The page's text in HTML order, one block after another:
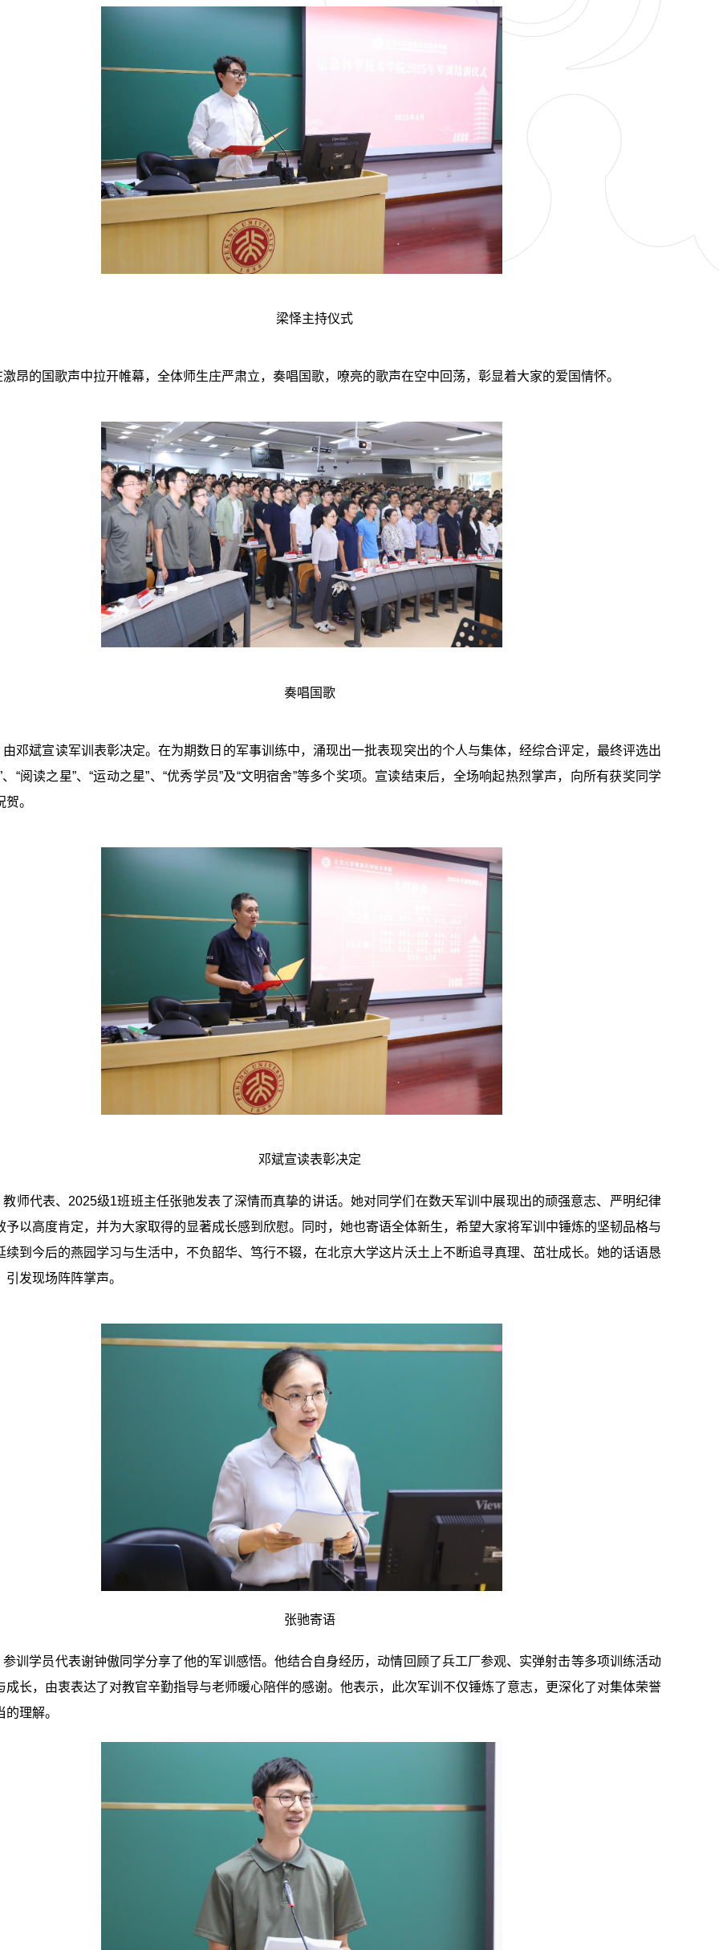
梁怿主持仪式
昂的国歌声中拉开帷幕，全体师生庄严肃立，奏唱国歌，嘹亮的歌声在空中回荡，彰显着大家的爱国情怀。
奏唱国歌
由邓斌宣读军训表彰决定。在为期数日的军事训练中，涌现出一批表现突出的个人与集体，经综合评定，最终评选出
、 “阅读之星”、“运动之星”、 “优秀学员”及“文明宿舍”等多个奖项。宣读结束后，全场响起热烈掌声，向所有获奖同学
。
邓斌宣读表彰决定
师代表、 2025级1班班主任张驰发表了深情而真挚的讲话。她对同学们在数天军训中展现出的顽强意志、严明纪律
予以高度肯定，并为大家取得的显著成长感到欣慰。同时，她也寄语全体新生，希望大家将军训中锤炼的坚韧品格与
续到今后的燕园学习与生活中，不负韶华、笃行不辍，在北京大学这片沃土上不断追寻真理、茁壮成长。她的话语恳
引发现场阵阵掌声。
张驰寄语
参训学员代表谢钟傲同学分享了他的军训感悟。他结合自身经历，动情回顾了兵工厂参观、实弹射击等多项训练活动
成长，由衷表达了对教官辛勤指导与老师暖心陪伴的感谢。他表示，此次军训不仅锤炼了意志，更深化了对集体荣誉
理解。